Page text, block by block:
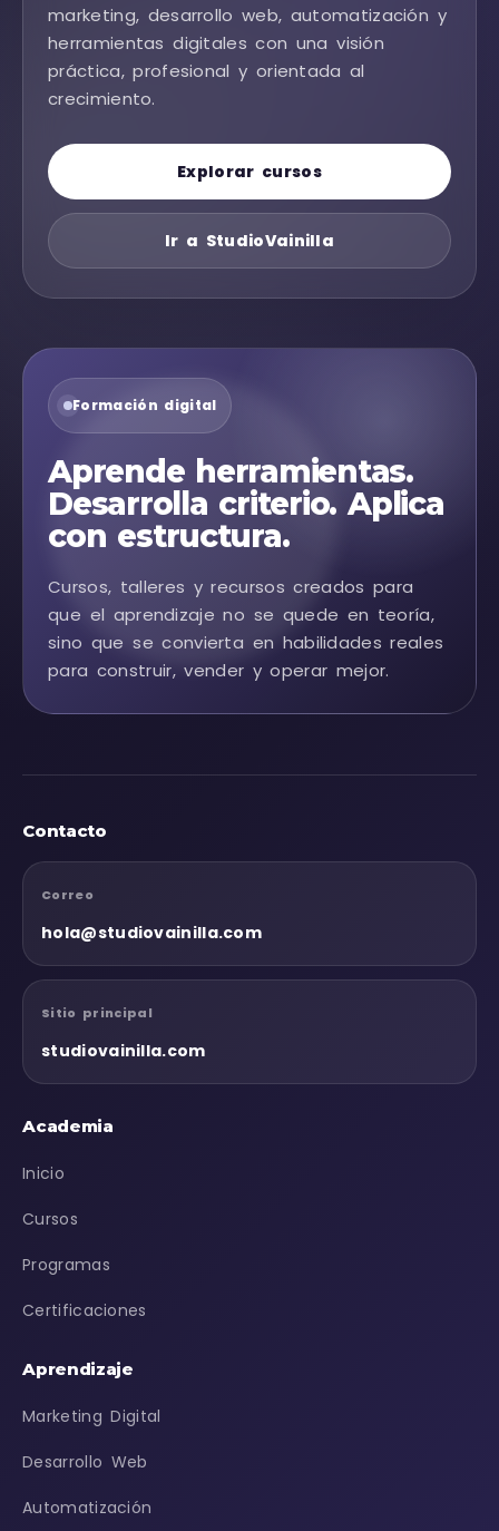
marketing, desarrollo web, automatización y
herramientas digitales con una visión
práctica, profesional y orientada al
crecimiento.
Explorar cursos
Ir a StudioVainilla
Formación digital
Aprende herramientas.
Desarrolla criterio. Aplica
con estructura.
Cursos, talleres y recursos creados para
que el aprendizaje no se quede en teoría,
sino que se convierta en habilidades reales
para construir, vender y operar mejor.
Contacto
Correo
hola@studiovainilla.com
Sitio principal
studiovainilla.com
Academia
Inicio
Cursos
Programas
Certificaciones
Aprendizaje
Marketing Digital
Desarrollo Web
Automatización